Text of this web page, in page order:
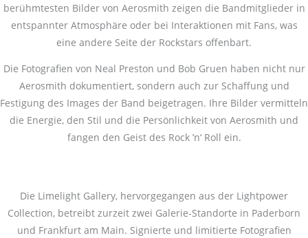
berühmtesten Bilder von Aerosmith zeigen die Bandmitglieder in
entspannter Atmosphäre oder bei Interaktionen mit Fans, was
eine andere Seite der Rockstars offenbart.
Die Fotografien von Neal Preston und Bob Gruen haben nicht nur
Aerosmith dokumentiert, sondern auch zur Schaffung und
Festigung des Images der Band beigetragen. Ihre Bilder vermitteln
die Energie, den Stil und die Persönlichkeit von Aerosmith und
fangen den Geist des Rock ’n‘ Roll ein.
Die Limelight Gallery, hervorgegangen aus der Lightpower
Collection, betreibt zurzeit zwei Galerie-Standorte in Paderborn
und Frankfurt am Main. Signierte und limitierte Fotografien